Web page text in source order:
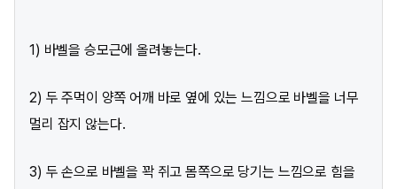
1) 바벨을 승모근에 올려놓는다.
2) 두 주먹이 양쪽 어깨 바로 옆에 있는 느낌으로 바벨을 너무
멀리 잡지 않는다.
3) 두 손으로 바벨을 꽉 쥐고 몸쪽으로 당기는 느낌으로 힘을